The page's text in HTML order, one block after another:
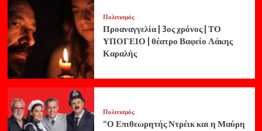
Πολιτισμός
Προαναγγελία | 3ος χρόνος | ΤΟ
ΥΠΟΓΕΙΟ | θέατρο Βαφείο Λάκης
Καραλής
Πολιτισμός
“Ο Επιθεωρητής Ντρέικ και η Μαύρη